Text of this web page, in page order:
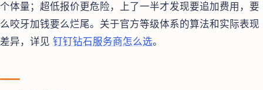
个体量；超低报价更危险，上了一半才发现要追加费用，要
么咬牙加钱要么烂尾。关于官方等级体系的算法和实际表现
差异，详见 钉钉钻石服务商怎么选。